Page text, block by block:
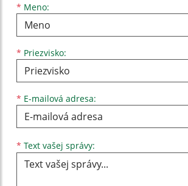
* Meno:
Meno
* Priezvisko:
Priezvisko
* E-mailová adresa:
E-mailová adresa
* Text vašej správy: